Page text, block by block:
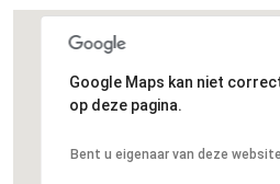
Google Maps kan niet
op deze pagina.
Bent u eigenaar van deze